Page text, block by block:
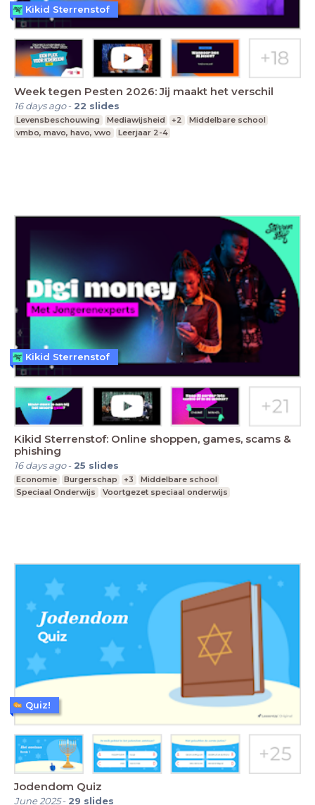
Week tegen Pesten 2026: Jij maakt het verschil
16 days ago- 22 slides
Levensbeschouwing Mediawijsheid +2
Middelbare school
vmbo, mavo, havo, vwo
Leerjaar 2-4
Kikid Sterrenstof
Kikid Sterrenstof: Online shoppen, games, scams &
phishing
16 days ago- 25 slides
Economie Burgerschap +3
Middelbare school
Speciaal Onderwijs
Voortgezet speciaal onderwijs
Kikid Sterrenstof
Jodendom Quiz
June 2025- 29 slides
Quiz!